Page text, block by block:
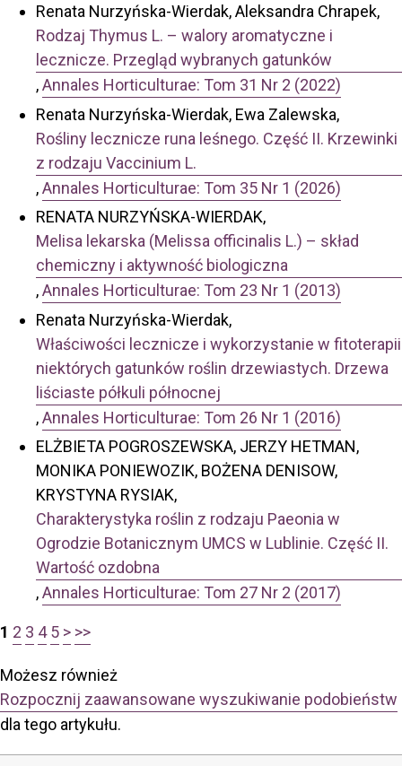
Renata Nurzyńska-Wierdak, Aleksandra Chrapek,
Rodzaj Thymus L. – walory aromatyczne i
lecznicze. Przegląd wybranych gatunków
,Annales Horticulturae: Tom 31 Nr 2 (2022)
Renata Nurzyńska-Wierdak, Ewa Zalewska,
Rośliny lecznicze runa leśnego. Część II. Krzewinki
z rodzaju Vaccinium L.
,Annales Horticulturae: Tom 35 Nr 1 (2026)
RENATA NURZYŃSKA-WIERDAK,
Melisa lekarska (Melissa officinalis L.) – skład
chemiczny i aktywność biologiczna
,Annales Horticulturae: Tom 23 Nr 1 (2013)
Renata Nurzyńska-Wierdak,
Właściwości lecznicze i wykorzystanie w fitoterapii
niektórych gatunków roślin drzewiastych. Drzewa
liściaste półkuli północnej
,Annales Horticulturae: Tom 26 Nr 1 (2016)
ELŻBIETA POGROSZEWSKA, JERZY HETMAN,
MONIKA PONIEWOZIK, BOŻENA DENISOW,
KRYSTYNA RYSIAK,
Charakterystyka roślin z rodzaju Paeonia w
Ogrodzie Botanicznym UMCS w Lublinie. Część II.
Wartość ozdobna
,Annales Horticulturae: Tom 27 Nr 2 (2017)
1 2 3 4 5 > >>
Możesz również
Rozpocznij zaawansowane wyszukiwanie podobieństw
dla tego artykułu.